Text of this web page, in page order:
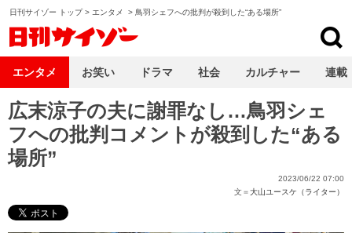
日刊サイゾー トップ> エンタメ > 鳥羽シェフへの批判が殺到した“ある場所”
広末涼子の夫に謝罪なし…鳥羽シェ
フへの批判コメントが殺到した“ある
場所”
2023/06/22 07:00
文＝大山ユースケ（ライター）
エンタメ お笑い ドラマ 社会 カルチャー 連載